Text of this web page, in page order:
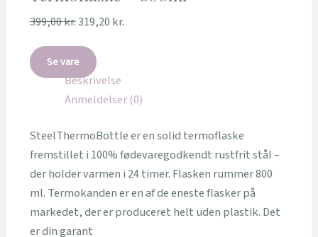
399,00kr.319,20 kr.
Se vare
Beskrivelse
Anmeldelser (0)
SteelThermoBottle er en solid termoflaske
fremstillet i 100% fødevaregodkendt rustfrit stål –
der holder varmen i 24 timer. Flasken rummer 800
ml. Termokanden er en af de eneste flasker på
markedet, der er produceret helt uden plastik. Det
er din garant